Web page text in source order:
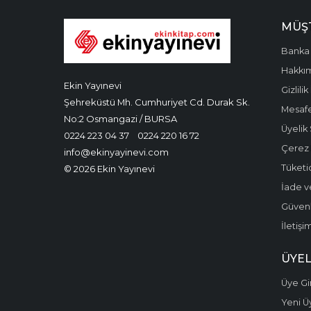
Ekin Yayınevi
Şehreküstü Mh. Cumhuriyet Cd. Durak Sk.
No:2 Osmangazi / BURSA
0224 223 04 37
0224 220 16 72
info@ekinyayinevi.com
© 2026 Ekin Yayınevi
Banka
Gizlilik
Üyelik
Çerez
İade
Üye
Yeni